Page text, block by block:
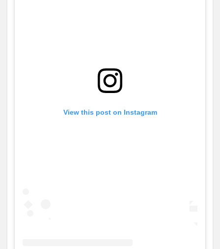
View this post on Instagram